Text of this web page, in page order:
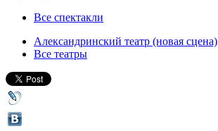
Все спектакли
Александринский театр (новая сцена)
Все театры